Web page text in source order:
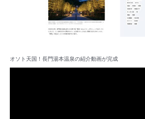
オソト天国！長門湯本温泉の紹介動画が完成